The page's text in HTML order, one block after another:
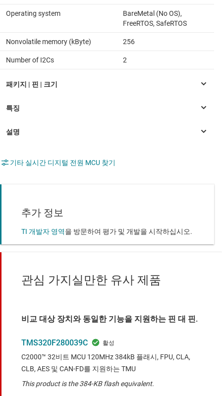
Operating system
BareMetal (No OS),
FreeRTOS, SafeRTOS
Nonvolatile memory (kByte) 256
Number of I2Cs 2
기타 실시간 디지털 전원 MCU 찾기
추가 정보
TI 개발자 영역을 방문하여 평가 및 개발을 시작하십시오.
관심 가지실만한 유사 제품
비교 대상 장치와 동일한 기능을 지원하는 핀 대 핀.
TMS320F280039C
C2000™ 32비트 MCU 120MHz 384kB 플래시, FPU, CLA,
CLB, AES 및 CAN-FD를 지원하는 TMU
This product is the 384-KB flash equivalent.